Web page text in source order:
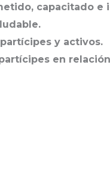
capacitado
y activos.
en